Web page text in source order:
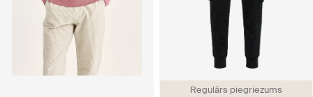
Regulārs piegriezums